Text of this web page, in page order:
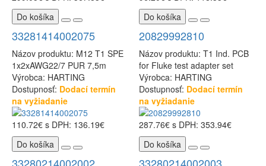
Do košíka
Do košíka
33281414002075
Názov produktu: M12 T1 SPE
1x2xAWG22/7 PUR 7,5m
Výrobca: HARTING
Dostupnosť: Dodací termín
na vyžiadanie
110.72€ s DPH: 136.19€
Do košíka
20829992810
Názov produktu: T1 Ind. PCB
for Fluke test adapter set
Výrobca: HARTING
Dostupnosť: Dodací termín
na vyžiadanie
287.76€ s DPH: 353.94€
Do košíka